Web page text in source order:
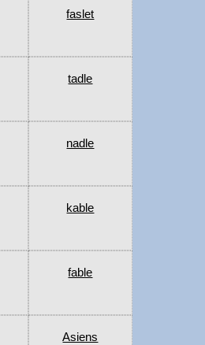
faslet
tadle
nadle
kable
fable
Asiens